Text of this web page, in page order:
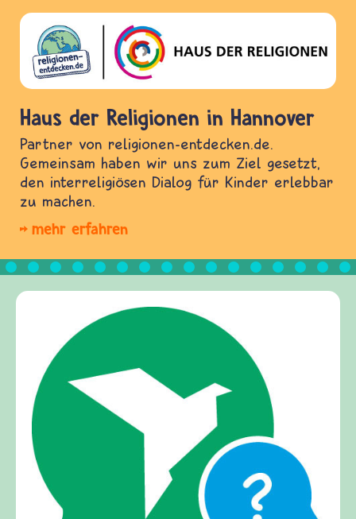
Haus der Religionen in Hannover
Partner von religionen-entdecken.de.
Gemeinsam haben wir uns zum Ziel gesetzt,
den interreligiösen Dialog für Kinder erlebbar
zu machen.
mehr erfahren
Kirche entdecken
kirche-entdecken.de ist das erste Internet-
Angebot der evangelischen Kirche für
und wird herausgegeben von der Evang.-
Kirche in Bayern und der Evang.-Luth. Kirche
Hannovers. Hier lernt ihr den Kirchenraum
spielerisch als Erlebnisraum kennen. Unter
Fittichen der Elster Kira könnt ihr vom
Hauptraum aus eine virtuelle Kirche